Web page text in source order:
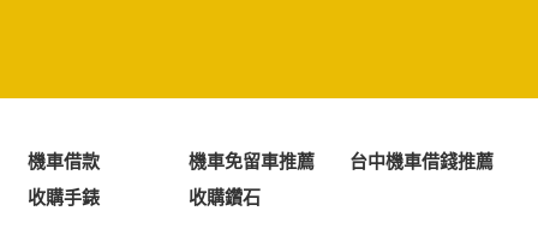
機車借款 機車免留車推薦
台中機車借錢推薦
收購手錶
收購鑽石